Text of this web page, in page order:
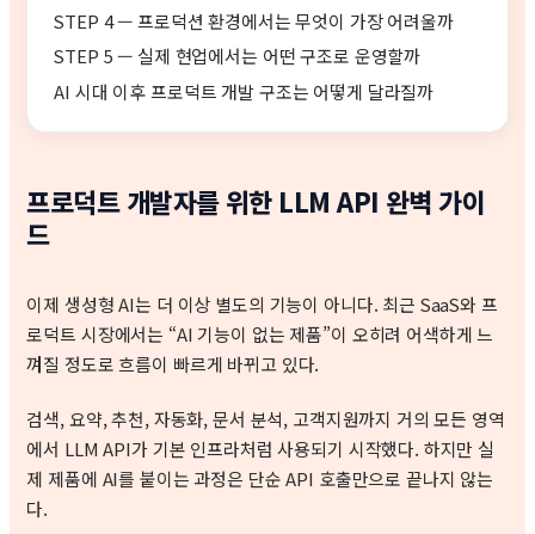
STEP 4 — 프로덕션 환경에서는 무엇이 가장 어려울까
STEP 5 — 실제 현업에서는 어떤 구조로 운영할까
AI 시대 이후 프로덕트 개발 구조는 어떻게 달라질까
프로덕트 개발자를 위한 LLM API 완벽 가이
드
이제 생성형 AI는 더 이상 별도의 기능이 아니다. 최근 SaaS와 프
로덕트 시장에서는 “AI 기능이 없는 제품”이 오히려 어색하게 느
껴질 정도로 흐름이 빠르게 바뀌고 있다.
검색, 요약, 추천, 자동화, 문서 분석, 고객지원까지 거의 모든 영역
에서 LLM API가 기본 인프라처럼 사용되기 시작했다. 하지만 실
제 제품에 AI를 붙이는 과정은 단순 API 호출만으로 끝나지 않는
다.